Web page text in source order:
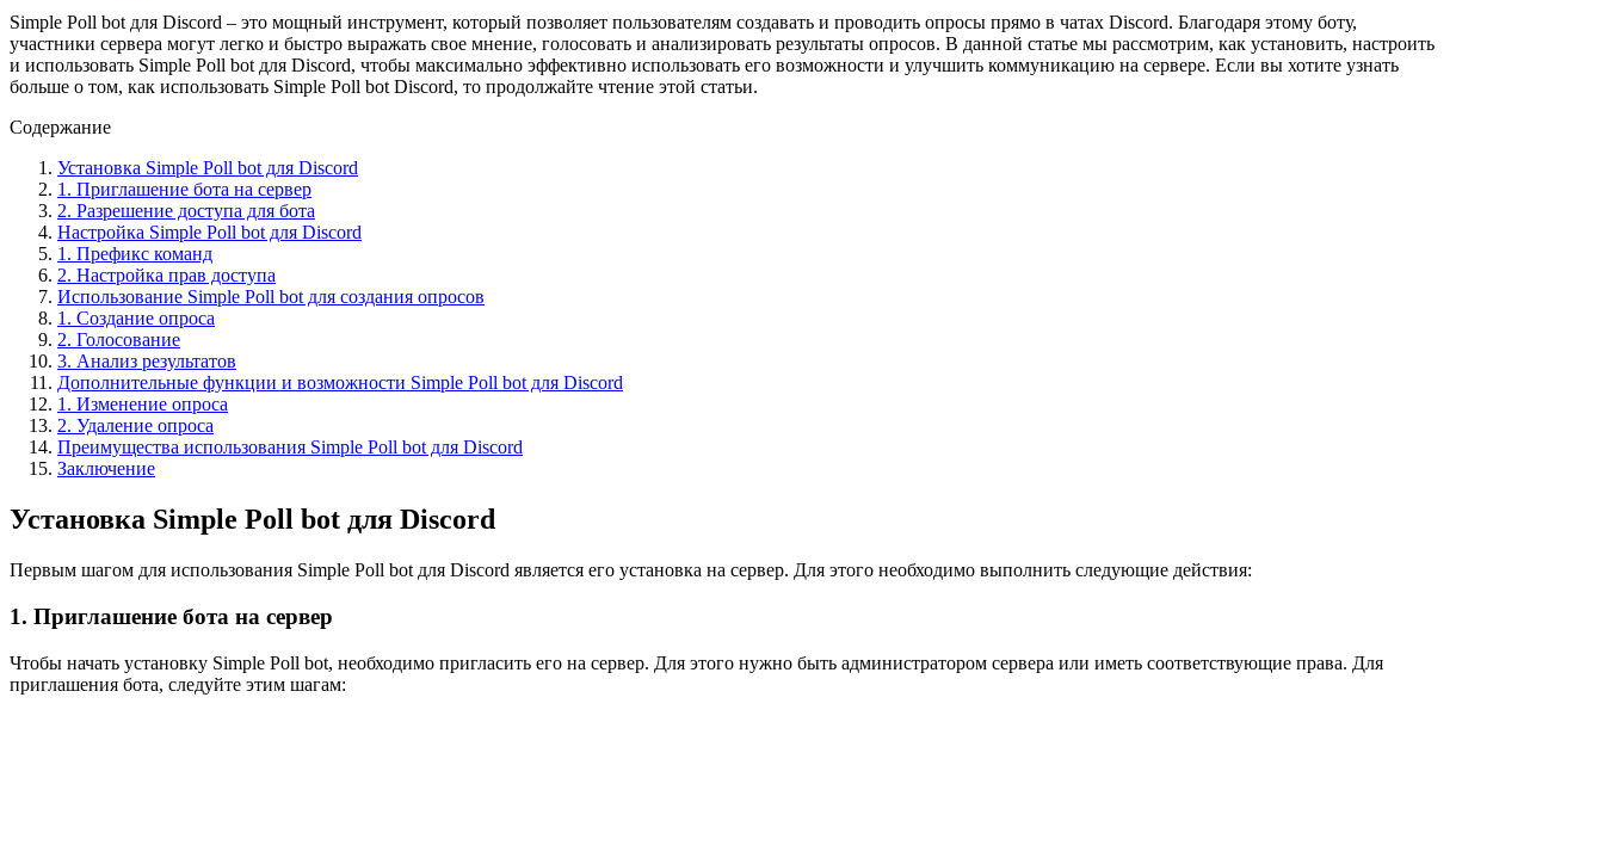
Simple Poll bot для Discord – это мощный инструмент, который позволяет пользователям создавать и проводить опросы прямо в чатах Discord. Благодаря этому боту,
участники сервера могут легко и быстро выражать свое мнение, голосовать и анализировать результаты опросов. В данной статье мы рассмотрим, как установить, настроить
и использовать Simple Poll bot для Discord, чтобы максимально эффективно использовать его возможности и улучшить коммуникацию на сервере. Если вы хотите узнать
больше о том, как использовать Simple Poll bot Discord, то продолжайте чтение этой статьи.
Содержание
Установка Simple Poll bot для Discord
1. Приглашение бота на сервер
2. Разрешение доступа для бота
Настройка Simple Poll bot для Discord
1. Префикс команд
2. Настройка прав доступа
Использование Simple Poll bot для создания опросов
1. Создание опроса
2. Голосование
3. Анализ результатов
Дополнительные функции и возможности Simple Poll bot для Discord
1. Изменение опроса
2. Удаление опроса
Преимущества использования Simple Poll bot для Discord
Заключение
Установка Simple Poll bot для Discord
Первым шагом для использования Simple Poll bot для Discord является его установка на сервер. Для этого необходимо выполнить следующие действия:
1. Приглашение бота на сервер
Чтобы начать установку Simple Poll bot, необходимо пригласить его на сервер. Для этого нужно быть администратором сервера или иметь соответствующие права. Для
приглашения бота, следуйте этим шагам: